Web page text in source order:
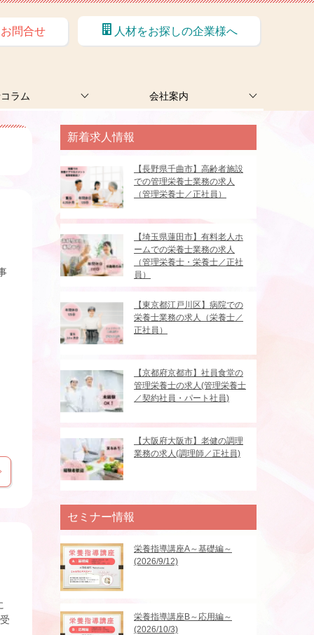
お問合せ 人材をお探しの企業様へ
ラム 会社案内
新着求人情報
【長野県千曲市】高齢者施設
での管理栄養士業務の求人
（管理栄養士／正社員）
【埼玉県蓮田市】有料老人ホ
ームでの栄養士業務の求人
（管理栄養士・栄養士／正社
員）
【東京都江戸川区】病院での
栄養士業務の求人（栄養士／
正社員）
【京都府京都市】社員食堂の
管理栄養士の求人(管理栄養士
／契約社員・パート社員)
【大阪府大阪市】老健の調理
業務の求人(調理師／正社員)
セミナー情報
栄養指導講座A～基礎編～
(2026/9/12)
栄養指導講座B～応用編～
(2026/10/3)